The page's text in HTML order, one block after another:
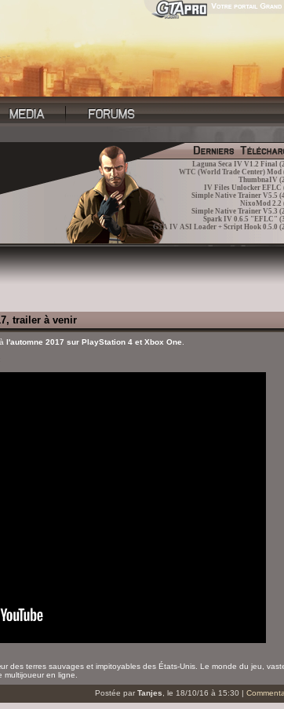
Laguna Seca IV V1.2 Final
WTC (World Trade Center) Mod
ThumbnaIV
IV Files Unlocker EFLC
Simple Native Trainer V5.5
NixoMod 2.2
Simple Native Trainer V5.3
Spark IV 0.6.5 "EFLC"
GTA IV ASI Loader + Script Hook 0.5.0
trailer à venir
l'automne 2017 sur PlayStation 4 et Xbox One
des terres sauvages et impitoyables des États-Unis. Le monde du jeu,
en ligne.
Postée par Tanjes , le 18/10/16 à 15:30 |